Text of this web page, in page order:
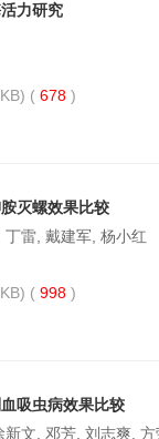
力研究
( 678 )
灭螺效果比较
雷, 戴建军, 杨小红
( 998 )
吸虫病效果比较
文, 邓芳, 刘志爽,